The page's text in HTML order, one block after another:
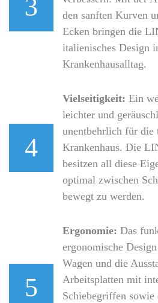
3
den sanften Kurven
Ecken bringen die
italienisches Design
Krankenhausalltag.
4
Vielseitigkeit: Ein
leichter und
unentbehrlich für
Krankenhaus. Die
besitzen all diese
optimal zwischen
bewegt zu werden.
5
Ergonomie: Das
ergonomische
Wagen und die
Arbeitsplatten mit
Schiebegriffen